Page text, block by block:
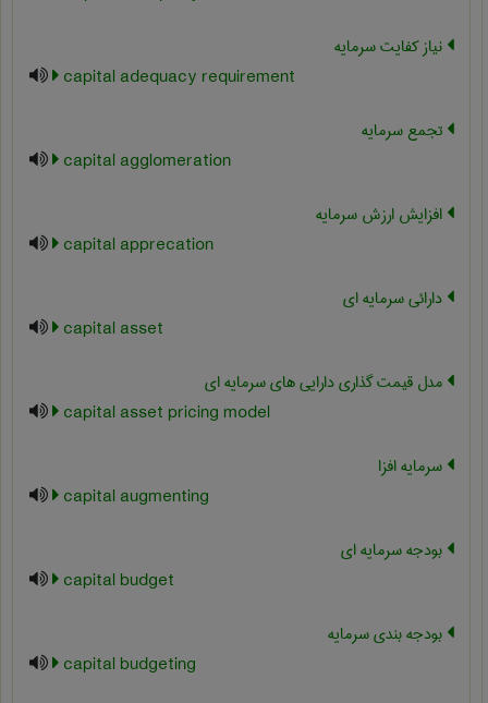
نیاز کفایت سرمایه
capital adequacy requirement
تجمع سرمایه
capital agglomeration
افزایش ارزش سرمایه
capital apprecation
دارائی سرمایه ای
capital asset
مدل قیمت گذاری دارایی های سرمایه ای
capital asset pricing model
سرمایه افزا
capital augmenting
بودجه سرمایه ای
capital budget
بودجه بندی سرمایه
capital budgeting